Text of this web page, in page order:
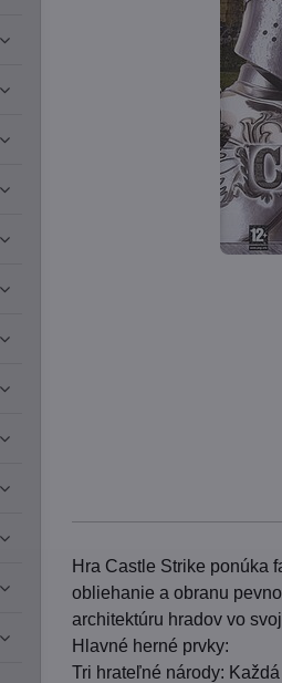
Hra Castle Strike ponúka
obliehanie a obranu
architektúru hradov vo
Hlavné herné prvky:
Tri hrateľné národy: